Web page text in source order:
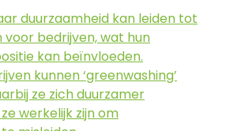
duurzaamheid kan leiden tot
bedrijven, wat hun
kan beïnvloeden.
kunnen ‘greenwashing’
ze zich duurzamer
werkelijk zijn om